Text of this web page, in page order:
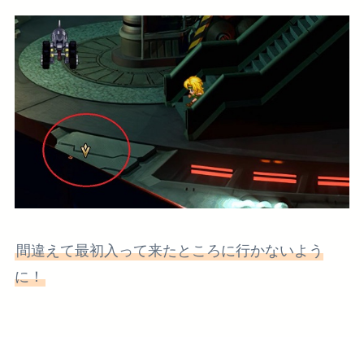
間違えて最初入って来たところに行かないよう
に！